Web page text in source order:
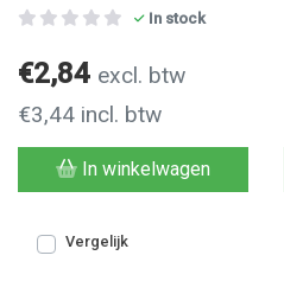
In stock
€2,84 excl. btw
€3,44 incl. btw
In winkelwagen
Vergelijk